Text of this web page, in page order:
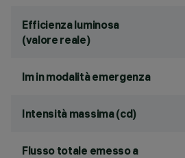
Efficienza luminosa
(valore reale)
lm in modalità emergenza
Intensità massima (cd)
Flusso totale emesso a